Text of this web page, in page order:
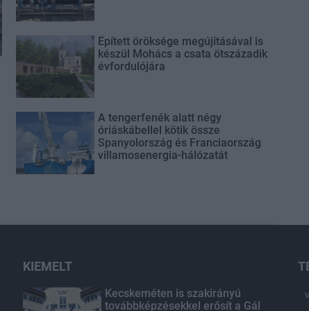
Épített öröksége megújításával is
készül Mohács a csata ötszázadik
évfordulójára
A tengerfenék alatt négy
óriáskábellel kötik össze
Spanyolország és Franciaország
villamosenergia-hálózatát
KIEMELT
Kecskeméten is szakirányú
továbbképzésekkel erősít a Gál